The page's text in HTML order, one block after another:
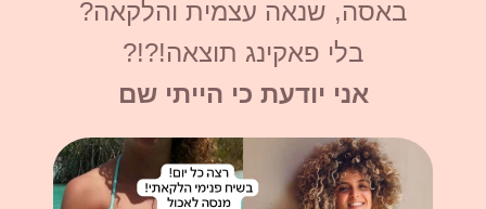
באסה, שנאה עצמית והלקאה?
בלי פאקינג תוצאה!?!?
אני יודעת כי הייתי שם